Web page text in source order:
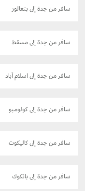
سافر من جدة إلى بنغالور
سافر من جدة إلى مسقط
سافر من جدة إلى اسلام آباد
سافر من جدة إلى كولومبو
سافر من جدة إلى كاليكوت
سافر من جدة إلى بانكوك